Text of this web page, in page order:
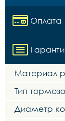
Оплата
Материал
Тип
Диаметр